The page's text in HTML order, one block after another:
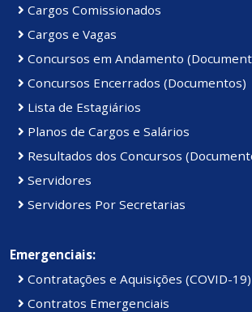
Cargos Comissionados
Cargos e Vagas
Concursos em Andamento
Concursos Encerrados (Documentos)
Lista de Estagiários
Planos de Cargos e Salários
Resultados dos Concursos
Servidores
Servidores Por Secretarias
Emergenciais:
Contratações e Aquisições (COVID-19)
Contratos Emergenciais